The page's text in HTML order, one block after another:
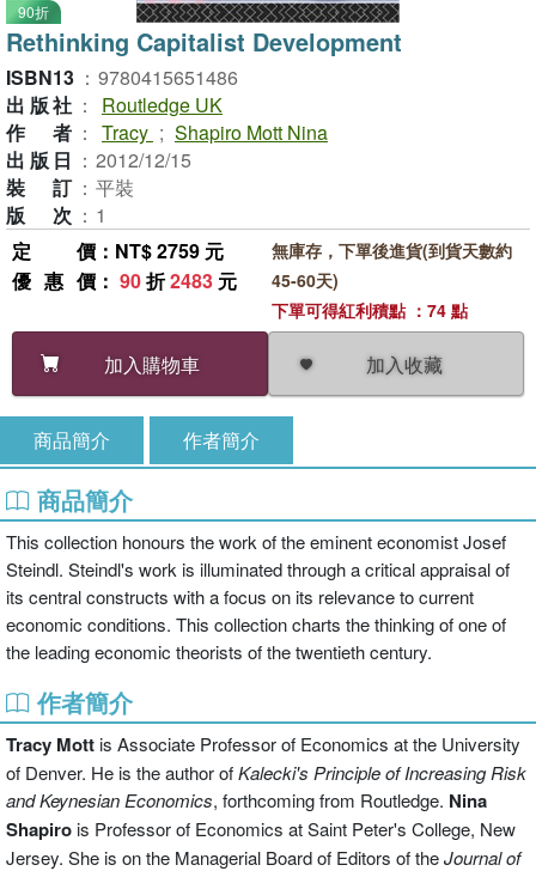
90折
Rethinking Capitalist Development
ISBN13 ： 9780415651486
出版社 ：
Routledge UK
作者 ： Tracy ; Shapiro Mott Nina
出版日 ： 2012/12/15
裝訂 ： 平裝
版次 ： 1
定價 ：NT$ 2759 元
優惠價 ： 90折2483 元
加入購物車 加入收藏
無庫存，下單後進貨(到貨天數約
45-60天)
下單可得紅利積點 ：74 點
商品簡介 作者簡介
商品簡介
This collection honours the work of the eminent economist Josef
Steindl. Steindl's work is illuminated through a critical appraisal of
its central constructs with a focus on its relevance to current
economic conditions. This collection charts the thinking of one of
the leading economic theorists of the twentieth century.
作者簡介
Tracy Mottis Associate Professor of Economics at the University
of Denver. He is the author ofKalecki's Principle of Increasing Risk
and Keynesian Economics, forthcoming from Routledge. Nina
Shapirois Professor of Economics at Saint Peter's College, New
Jersey. She is on the Managerial Board of Editors of theJournal of